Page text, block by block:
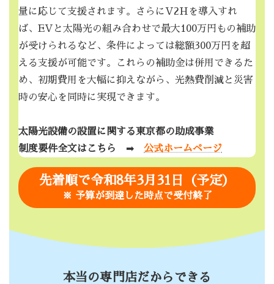
量に応じて支援されます。さらにV2Hを導入すれ
ば、EVと太陽光の組み合わせで最大100万円もの補助
が受けられるなど、条件によっては総額300万円を超
える支援が可能です。これらの補助金は併用できるた
め、初期費用を大幅に抑えながら、光熱費削減と災害
時の安心を同時に実現できます。
太陽光設備の設置に関する東京都の助成事業
制度要件全文はこちら
➡ 公式ホームページ
先着順で令和8年3月31日（予定）
※ 予算が到達した時点で受付終了
本当の専門店だからできる